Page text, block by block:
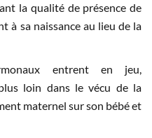
la qualité de présence de
à sa naissance au lieu de la
entrent en jeu,
loin dans le vécu de la
maternel sur son bébé et